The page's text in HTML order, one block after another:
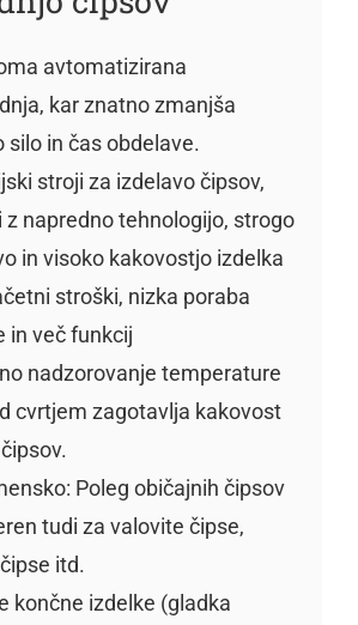
avtomatizirana
kar znatno zmanjša
silo in čas obdelave.
stroji za izdelavo čipsov,
z napredno tehnologijo, strogo
in visoko kakovostjo izdelka
stroški, nizka poraba
in več funkcij
nadzorovanje temperature
cvrtjem zagotavlja kakovost
Poleg običajnih čipsov
tudi za valovite čipse,
itd.
končne izdelke (gladka